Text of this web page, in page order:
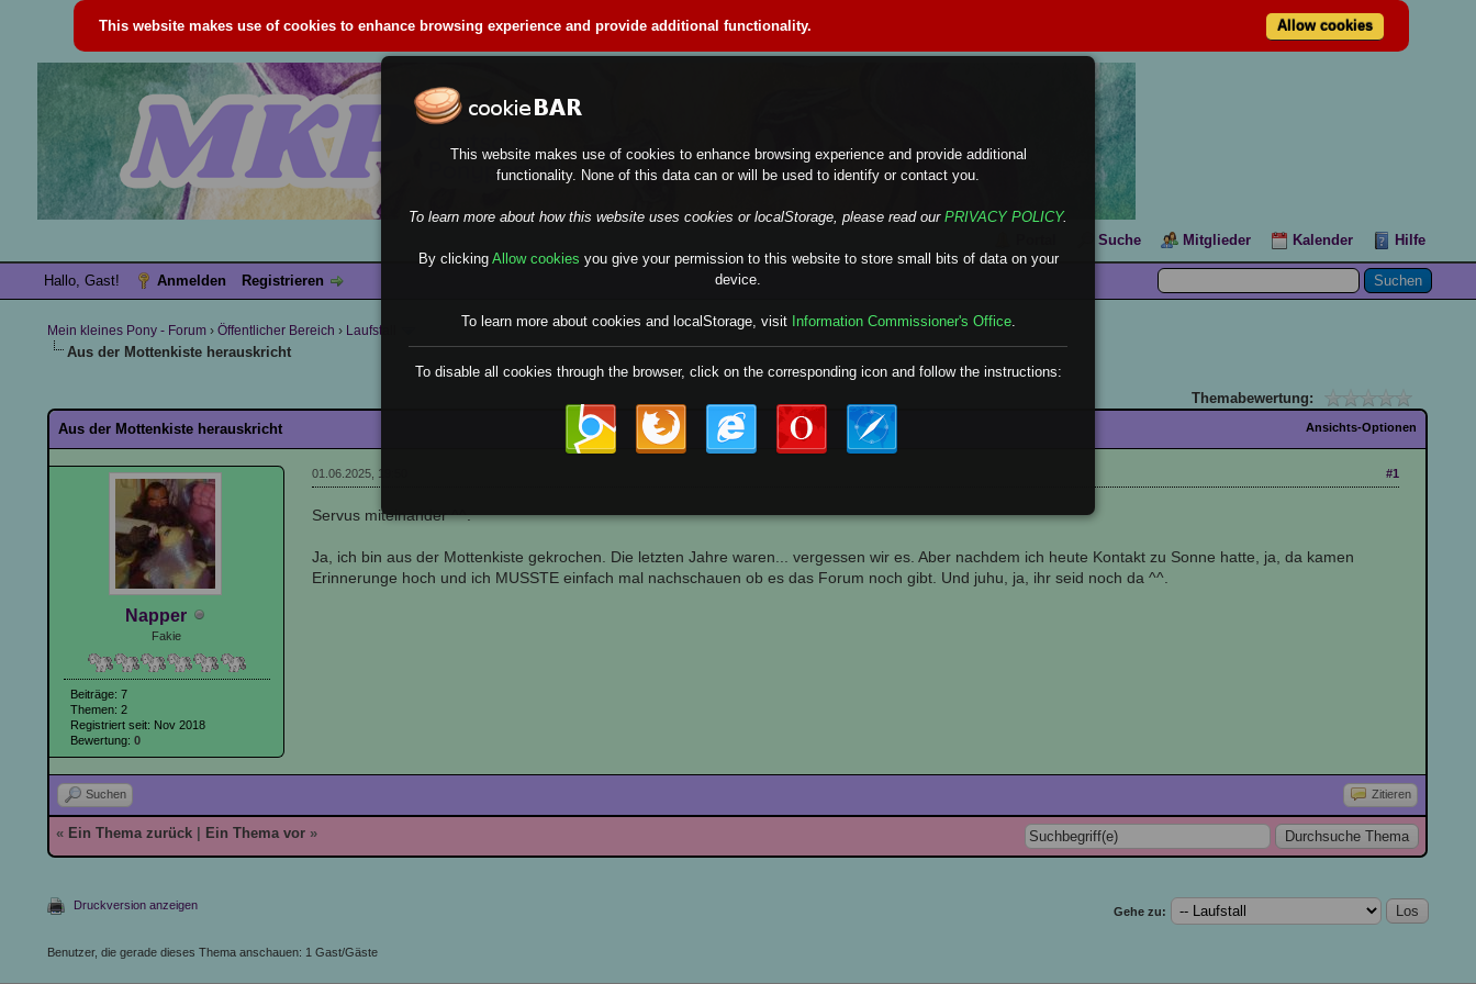
Suche Mitglieder Kalender Hilfe
Hallo, Gast! Anmelden Registrieren
Mein kleines Pony - Forum ›Öffentlicher Bereich › Laufstall
Aus der Mottenkiste herauskricht
Themabewertung:
Ansichts-Optionen
Aus der Mottenkiste herauskricht
Napper
Fakie
Beiträge: 7
Themen: 2
Registriert seit: Nov 2018
Bewertung: 0
#1
01.06.2025, 19:50
Servus miteinander ^^.
Ja, ich bin aus der Mottenkiste gekrochen. Die letzten Jahre waren... vergessen wir es. Aber nachdem ich heute Kontakt zu Sonne hatte, ja, da kamen
Erinnerunge hoch und ich MUSSTE einfach mal nachschauen ob es das Forum noch gibt. Und juhu, ja, ihr seid noch da ^^.
Suchen Zitieren
« Ein Thema zurück Ein Thema vor »
Druckversion anzeigen Gehe zu:
Benutzer, die gerade dieses Thema anschauen: 1 Gast/Gäste
This website makes use of cookies to enhance browsing experience and provide additional
functionality. None of this data can or will be used to identify or contact you.
To learn more about how this website uses cookies or localStorage, please read our PRIVACY POLICY.
By clicking Allow cookies you give your permission to this website to store small bits of data on your
device.
To learn more about cookies and localStorage, visit Information Commissioner's Office.
To disable all cookies through the browser, click on the corresponding icon and follow the instructions:
This website makes use of cookies to enhance browsing experience and provide additional functionality. Allow cookies